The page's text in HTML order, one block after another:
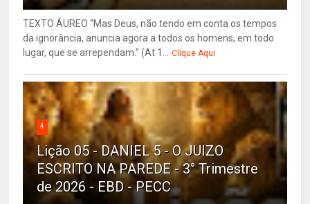
TEXTO ÁUREO “Mas Deus, não tendo em conta os tempos
da ignorância, anuncia agora a todos os homens, em todo
lugar, que se arrependam.” (At 1... Clique Aqui
4
Lição 05 - DANIEL 5 - O JUIZO
ESCRITO NA PAREDE - 3° Trimestre
de 2026 - EBD - PECC